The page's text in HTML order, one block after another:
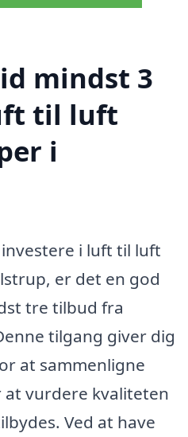
mindst 3
til luft
i
i luft til luft
er det en god
tre tilbud fra
tilgang giver dig
at sammenligne
at vurdere kvaliteten
Ved at have